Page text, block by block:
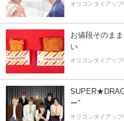
オリコンタイアップ
お値段そのま
い
オリコンタイアップ
ー”
オリコンタイアップ